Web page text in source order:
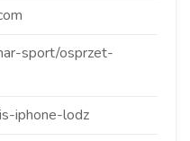
sport/osprzet-
iphone-lodz